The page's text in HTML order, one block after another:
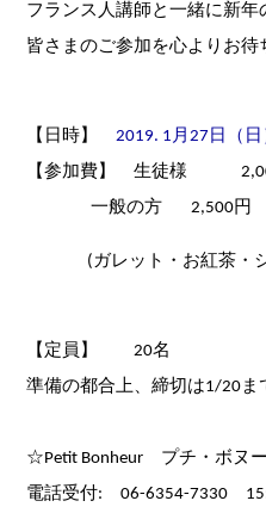
フランス人講師と一緒に新年
皆さまのご参加を心よりお待
【日時】2019. 1月27日（
【参加費】 生徒様
一般の方 2,500円
(ガレット・お紅茶・シ
【定員】 20名
準備の都合上、締切は1/20ま
☆Petit Bonheur プチ・ボ
電話受付: 06-6354-7330